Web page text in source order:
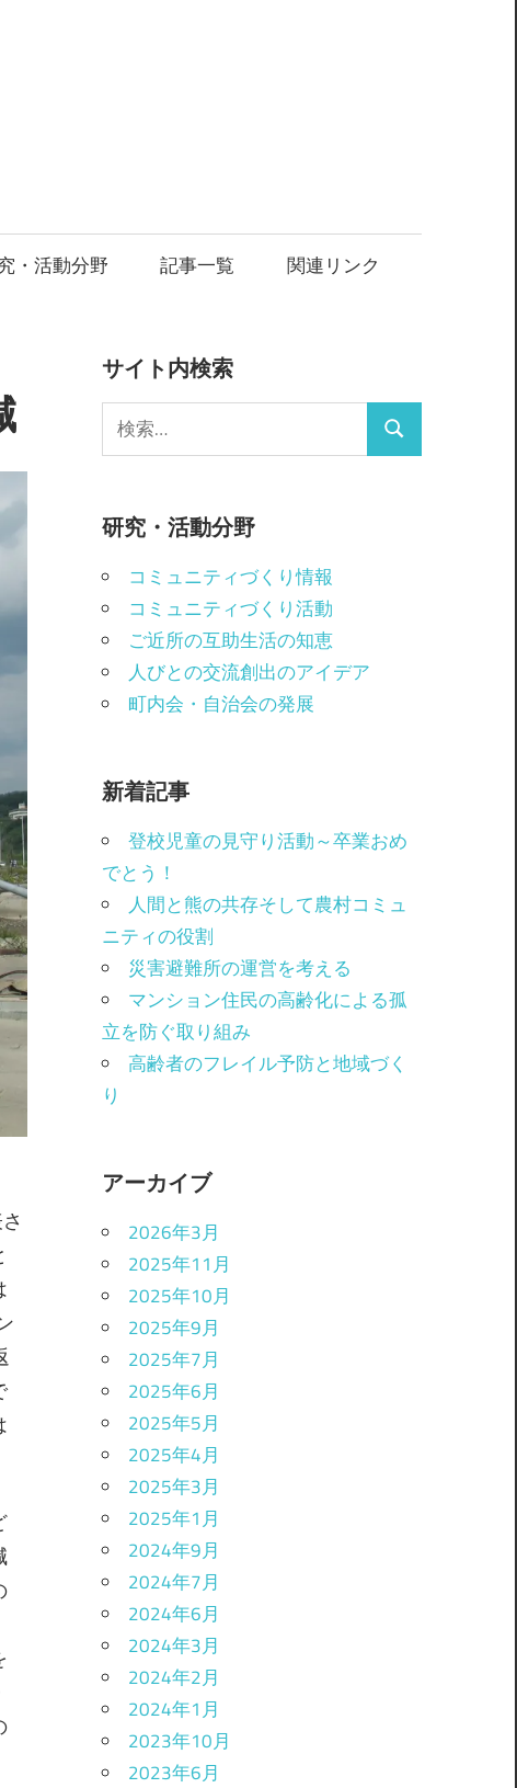
・活動分野 記事一覧 関連リンク
サイト内検索
索:
検
研究・活動分野
コミュニティづくり情報
コミュニティづくり活動
ご近所の互助生活の知恵
人びとの交流創出のアイデア
町内会・自治会の発展
新着記事
登校児童の見守り活動～卒業おめ
でとう！
人間と熊の共存そして農村コミュ
ニティの役割
災害避難所の運営を考える
マンション住民の高齢化による孤
立を防ぐ取り組み
高齢者のフレイル予防と地域づく
り
アーカイブ
2026年3月
2025年11月
2025年10月
2025年9月
2025年7月
2025年6月
2025年5月
2025年4月
2025年3月
2025年1月
2024年9月
2024年7月
2024年6月
2024年3月
2024年2月
2024年1月
2023年10月
2023年6月